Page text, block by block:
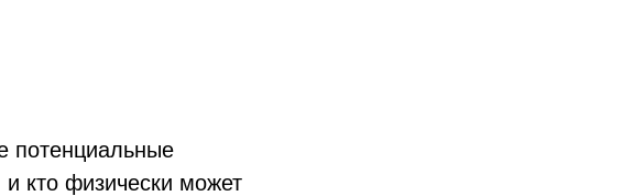
потенциальные
кто физически может